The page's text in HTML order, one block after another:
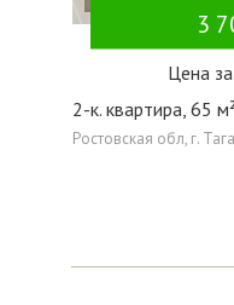
3
Цена
2-к. квартира, 65
Ростовская обл, г.